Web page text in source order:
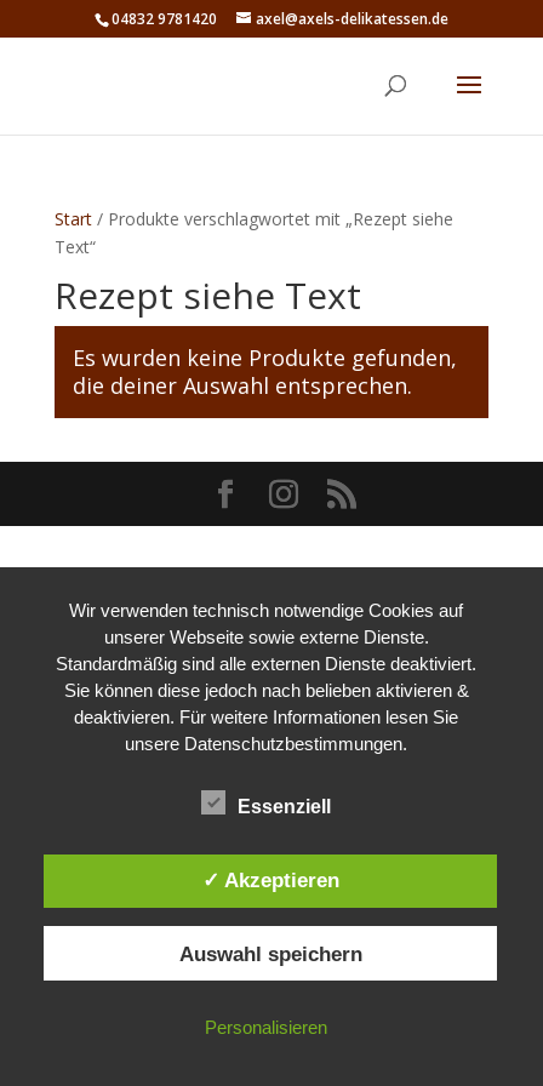
04832 9781420 axel@axels-delikatessen.de
Start/ Produkte verschlagwortet mit „Rezept siehe
Text“
Rezept siehe Text
Es wurden keine Produkte gefunden,
die deiner Auswahl entsprechen.
Wir verwenden technisch notwendige Cookies auf
unserer Webseite sowie externe Dienste.
Standardmäßig sind alle externen Dienste deaktiviert.
Sie können diese jedoch nach belieben aktivieren &
deaktivieren. Für weitere Informationen lesen Sie
unsere Datenschutzbestimmungen.
Essenziell
✓ Akzeptieren
Auswahl speichern
Personalisieren